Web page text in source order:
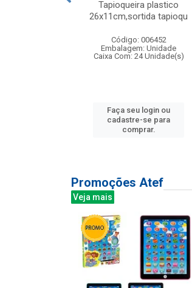
Tapioqueira plastico
26x11cm,sortida tapioqu
Código: 006452
Embalagem: Unidade
Caixa Com: 24 Unidade(s)
Faça seu login ou
cadastre-se para
comprar.
Promoções Atef
Veja mais